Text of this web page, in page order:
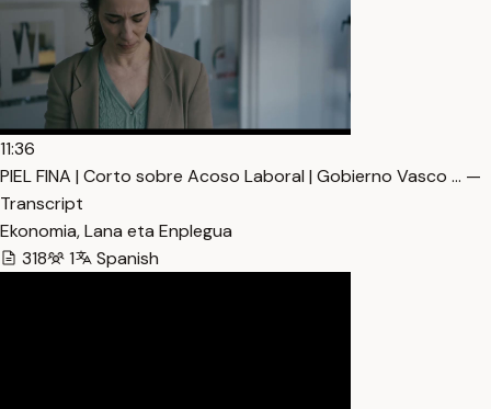
11:36
PIEL FINA | Corto sobre Acoso Laboral | Gobierno Vasco … —
Transcript
Ekonomia, Lana eta Enplegua
318
1 Spanish